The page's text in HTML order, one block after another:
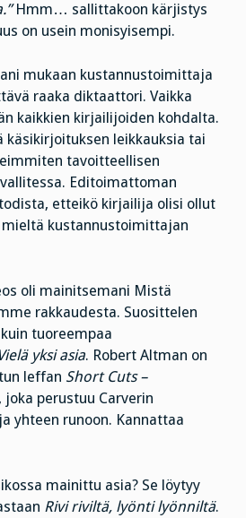
Hmm… sallittakoon kärjistys
on usein monisyisempi.
mukaan kustannustoimittaja
raaka diktaattori. Vaikka
kaikkien kirjailijoiden kohdalta.
käsikirjoituksen leikkauksia tai
tavoitteellisen
Editoimattoman
etteikö kirjailija olisi ollut
kustannustoimittajan
oli mainitsemani Mistä
rakkaudesta. Suosittelen
tuoreempaa
Vielä yksi asia. Robert Altman on
leffan Short Cuts –
joka perustuu Carverin
yhteen runoon. Kannattaa
mainittu asia? Se löytyy
Rivi riviltä, lyönti lyönniltä.